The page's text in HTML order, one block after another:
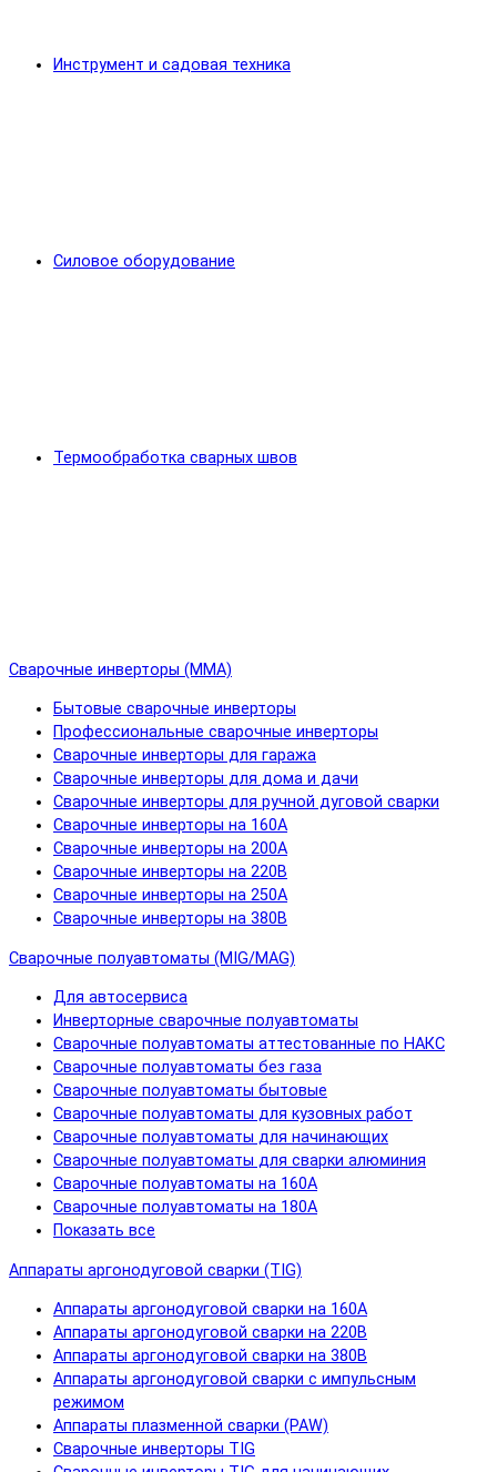
Инструмент и садовая техника
Силовое оборудование
Термообработка сварных швов
Сварочные инверторы (MMA)
Бытовые сварочные инверторы
Профессиональные сварочные инверторы
Сварочные инверторы для гаража
Сварочные инверторы для дома и дачи
Сварочные инверторы для ручной дуговой сварки
Сварочные инверторы на 160А
Сварочные инверторы на 200А
Сварочные инверторы на 220В
Сварочные инверторы на 250А
Сварочные инверторы на 380В
Сварочные полуавтоматы (MIG/MAG)
Для автосервиса
Инверторные сварочные полуавтоматы
Сварочные полуавтоматы аттестованные по НАКС
Сварочные полуавтоматы без газа
Сварочные полуавтоматы бытовые
Сварочные полуавтоматы для кузовных работ
Сварочные полуавтоматы для начинающих
Сварочные полуавтоматы для сварки алюминия
Сварочные полуавтоматы на 160А
Сварочные полуавтоматы на 180А
Показать все
Аппараты аргонодуговой сварки (TIG)
Аппараты аргонодуговой сварки на 160А
Аппараты аргонодуговой сварки на 220В
Аппараты аргонодуговой сварки на 380В
Аппараты аргонодуговой сварки с импульсным
режимом
Аппараты плазменной сварки (PAW)
Сварочные инверторы TIG